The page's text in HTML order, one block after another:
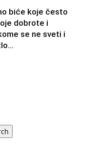
biće koje često
dobrote i
se ne sveti i